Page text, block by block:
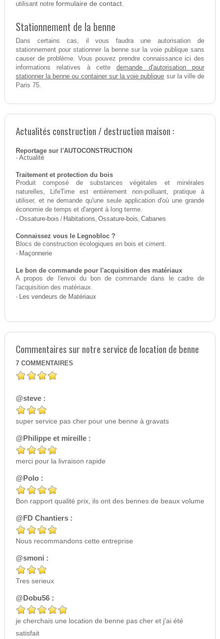
utilisant notre formulaire de contact.
Stationnement de la benne
Dans certains cas, il vous faudra une autorisation de
stationnement pour stationner la benne sur la voie publique sans
causer de problème. Vous pouvez prendre connaissance ici des
informations relatives à cettedemande d'autorisation pour
stationner la benne ou container sur la voie publique sur la ville de
Paris 75.
Actualités construction / destruction maison :
Reportage sur l'AUTOCONSTRUCTION
- Actualité
Traitement et protection du bois
Produit composé de substances végétales et minérales
naturelles, LifeTime est entièrement non-polluant, pratique à
utiliser, et ne demande qu'une seule application d'où une grande
économie de temps et d'argent à long terme.
- Ossature-bois / Habitations, Ossature-bois, Cabanes
Connaissez vous le Legnobloc ?
Blocs de construction écologiques en bois et ciment.
- Maçonnerie
Le bon de commande pour l'acquisition des matériaux
A propos de l'envoi du bon de commande dans le cadre de
l'acquisition des matériaux.
- Les vendeurs de Matériaux
Commentaires sur notre service de location de benne
7 COMMENTAIRES
@steve :
super service pas cher pour une benne à gravats
@Philippe et mireille :
merci pour la livraison rapide
@Polo :
Bon rapport qualité prix, ils ont des bennes de beaux volume
@FD Chantiers :
Nous recommandons cette entreprise
@smoni :
Tres serieux
@Dobu56 :
je cherchais une location de benne pas cher et j'ai été
satisfait